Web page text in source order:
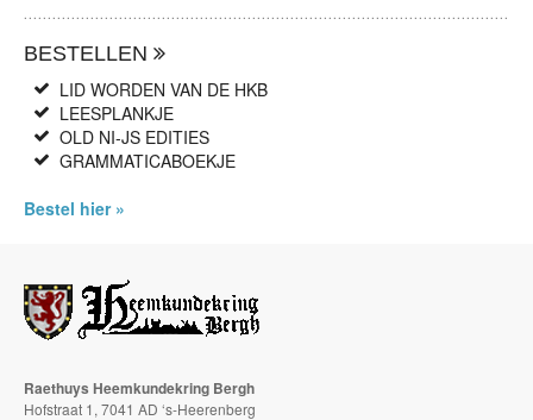
BESTELLEN
LID WORDEN VAN DE HKB
LEESPLANKJE
OLD NI-JS EDITIES
GRAMMATICABOEKJE
Bestel hier »
Raethuys Heemkundekring Bergh
Hofstraat 1, 7041 AD ‘s-Heerenberg